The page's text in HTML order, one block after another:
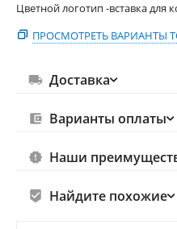
Цветной логотип -вставка для
ПРОСМОТРЕТЬ ВАРИАНТЫ
Доставка
Варианты оплаты
Наши
Найдите похожие